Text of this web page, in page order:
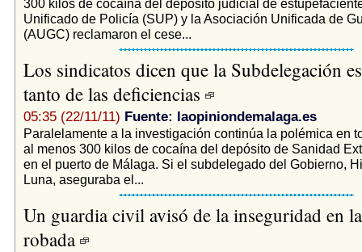
300 kilos de cocaína del depósito judicial de
Unificado de Policía (SUP) y la Asociación Unificada de
(AUGC) reclamaron el cese...
Los sindicatos dicen que la Subdelegación
tanto de las deficiencias
05:35 (22/11/11) Fuente: laopiniondemalaga.es
Paralelamente a la investigación continúa la polémica en
al menos 300 kilos de cocaína del depósito de Sanidad
en el puerto de Málaga. Si el subdelegado del Gobierno,
Luna, aseguraba el...
Un guardia civil avisó de la inseguridad en
robada